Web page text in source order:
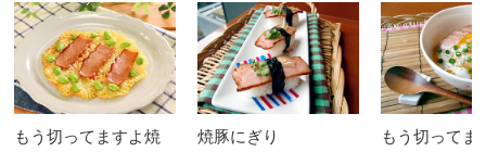
もう切ってますよ焼
焼豚にぎり
もう切ってま